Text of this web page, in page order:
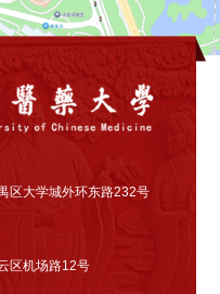
区大学城外环东路232号
区机场路12号